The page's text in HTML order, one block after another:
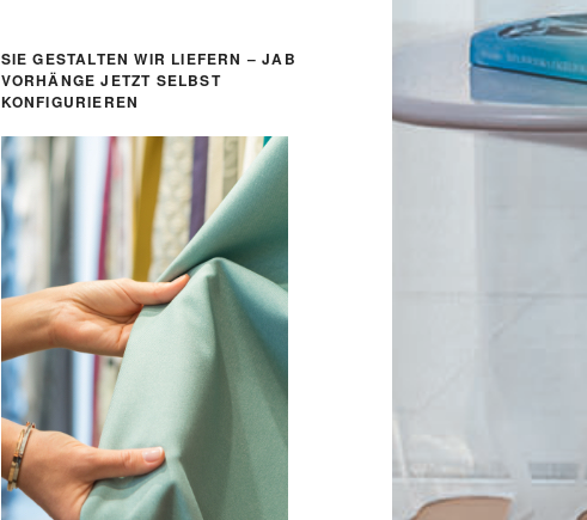
SIE GESTALTEN WIR LIEFERN – JAB
VORHÄNGE JETZT SELBST
KONFIGURIEREN